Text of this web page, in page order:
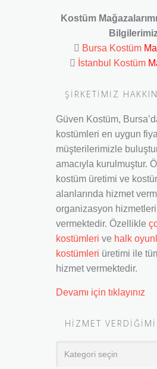
Kostüm
Bursa Kostüm
İstanbul Kostüm
ŞİRKETİMİZ
Güven Kostüm,
kostümleri en uygun
müşterilerimizle
amacıyla kurulmuştur.
kostüm üretimi ve
alanlarında hizmet
organizasyon
vermektedir. Özellikle
kostümleri ve halk
kostümleri üretimi ile
hizmet vermektedir.
Devamı için tıklayınız
HIZMET
Verdiğimiz